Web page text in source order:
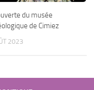
du musée
de Cimiez
2023